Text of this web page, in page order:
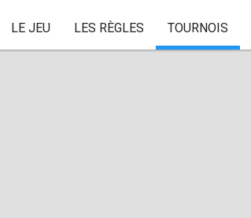
LE JEU LES RÈGLES TOURNOIS